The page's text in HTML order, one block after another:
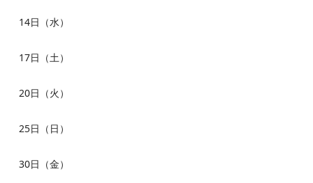
14日（水）
17日（土）
20日（火）
25日（日）
30日（金）